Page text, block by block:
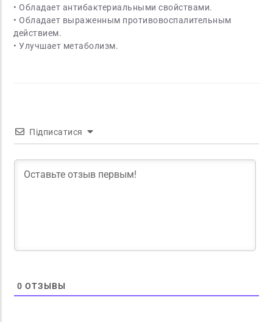
• Обладает антибактериальными свойствами.
• Обладает выраженным противовоспалительным
действием.
• Улучшает метаболизм.
Підписатися
0 ОТЗЫВЫ